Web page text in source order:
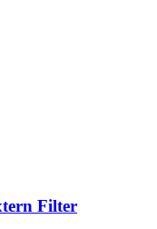
Filter